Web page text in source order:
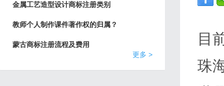
目
珠
金属工艺造型设计商标注册类别
教师个人制作课件著作权的归属？
蒙古商标注册流程及费用
更多 >